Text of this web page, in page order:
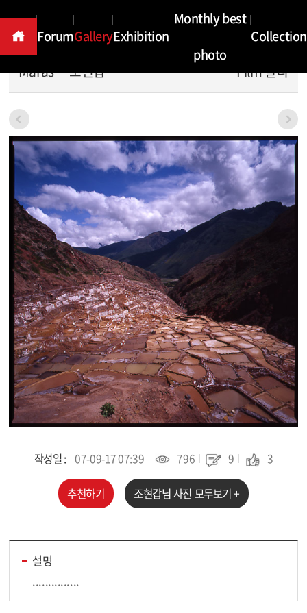
ForumGalleryExhibition
Monthly best
photo
Collection
Maras 조현갑 Film 칼라
본문
작성일 : 07-09-17 07:39 796 9 3
추천하기 조현갑님 사진 모두보기 +
설명
...............